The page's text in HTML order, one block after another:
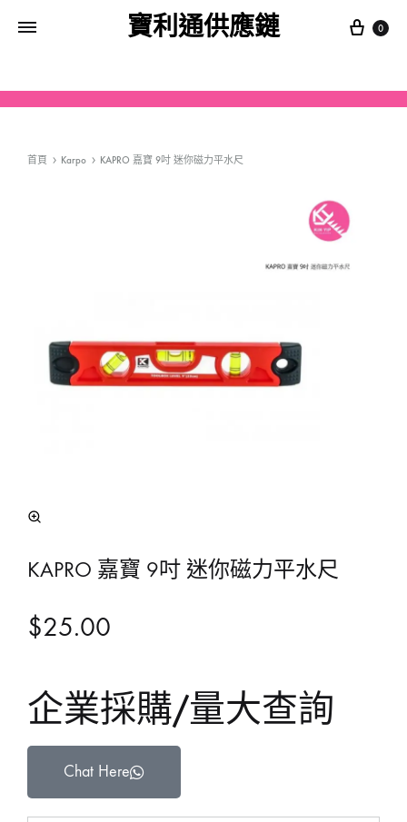
寶利通供應鏈 0
首頁 Karpo KAPRO 嘉寶 9吋 迷你磁力平水尺
KAPRO 嘉寶 9吋 迷你磁力平水尺
$25.00
企業採購/量大查詢
Chat Here